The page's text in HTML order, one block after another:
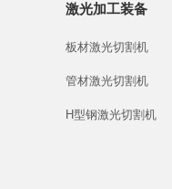
激光加工装备
板材激光切割机
管材激光切割机
H型钢激光切割机